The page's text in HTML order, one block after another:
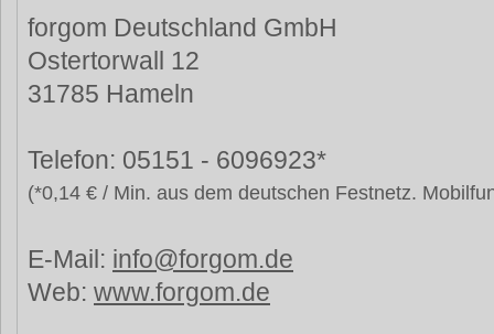
forgom Deutschland GmbH
Ostertorwall 12
31785 Hameln
Telefon: 05151 - 6096923*
(*0,14 € / Min. aus dem deutschen Festnetz.
E-Mail: info@forgom.de
Web: www.forgom.de